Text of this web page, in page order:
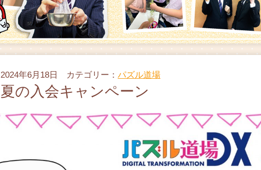
2024年6月18日 カテゴリー： パズル道場
夏の入会キャンペーン